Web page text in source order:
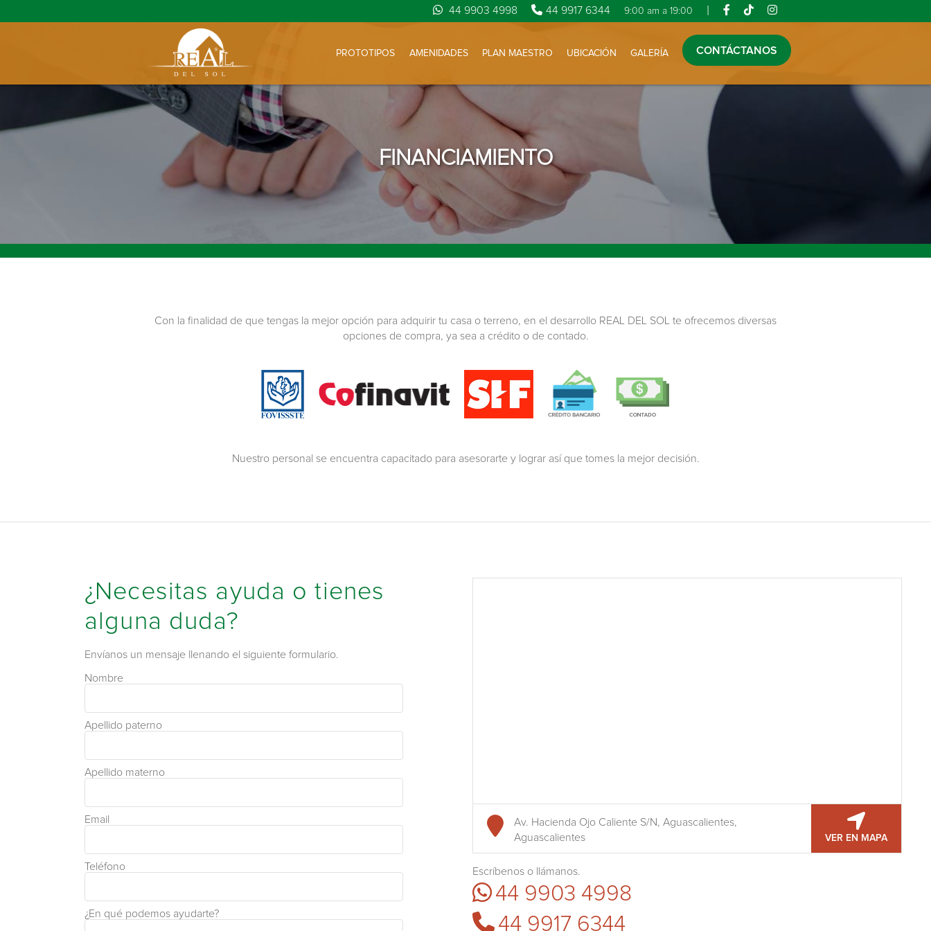
44 9903 4998 44 9917 6344 9:00 am a 19:00
PROTOTIPOS AMENIDADES PLAN MAESTRO UBICACIÓN GALERÍA CONTÁCTANOS
FINANCIAMIENTO
Con la finalidad de que tengas la mejor opción para adquirir tu casa o terreno, en el desarrollo REAL DEL SOL
te ofrecemos diversas
opciones de compra, ya sea a crédito o de contado.
Nuestro personal se encuentra capacitado para asesorarte y lograr así que tomes la mejor decisión.
¿Necesitas ayuda o tienes
alguna duda?
Envíanos un mensaje llenando el siguiente formulario.
Nombre
Apellido paterno
Apellido materno
Email
Teléfono
¿En qué podemos ayudarte?
Av. Hacienda Ojo Caliente S/N, Aguascalientes,
Aguascalientes
VER EN MAPA
Escríbenos o llámanos.
44 9903 4998
44 9917 6344